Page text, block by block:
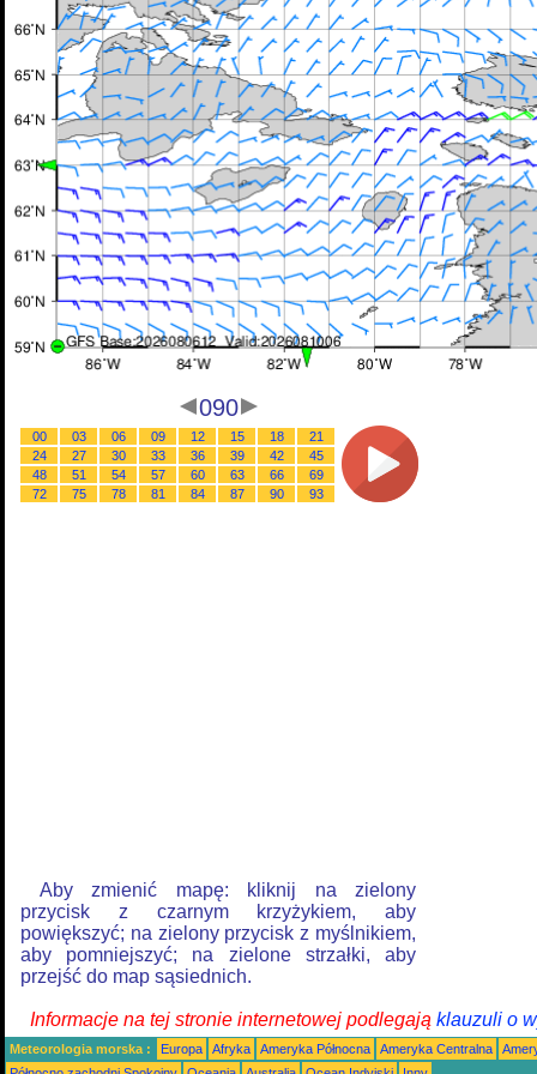
090
00 03 06 09 12 15 18
21
24
27 30 33 36 39 42
45
48
51 54 57 60 63 66
69
72
75 78 81 84 87 90 93
Aby zmienić mapę: kliknij na zielony
przycisk z czarnym krzyżykiem, aby
powiększyć; na zielony przycisk z myślnikiem,
aby pomniejszyć; na zielone strzałki, aby
przejść do map sąsiednich.
Informacje na tej stronie internetowej podlegają klauzuli o
Meteorologia morska : Europa Afryka Ameryka Północna Ameryka Centralna